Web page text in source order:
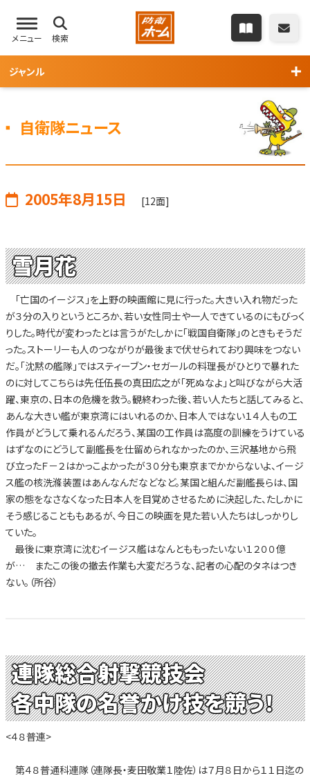
メニュー 検索
ジャンル
自衛隊ニュース
2005年8月15日 [12面]
雪月花
「亡国のイージス」を上野の映画館に見に行った。大きい入れ物だった
が３分の入りというところか、若い女性同士や一人できているのにもびっく
りした。時代が変わったとは言うがたしかに「戦国自衛隊」のときもそうだ
った。ストーリーも人のつながりが最後まで伏せられており興味をつない
だ。「沈黙の艦隊」ではスティーブン・セガールの料理長がひとりで暴れた
のに対してこちらは先任伍長の真田広之が「死ぬなよ」と叫びながら大活
躍、東京の、日本の危機を救う。観終わった後、若い人たちと話してみると、
あんな大きい艦が東京湾にはいれるのか、日本人ではない１４人もの工
作員がどうして乗れるんだろう、某国の工作員は高度の訓練をうけている
はずなのにどうして副艦長を仕留められなかったのか、三沢基地から飛
び立ったＦ－２はかっこよかったが３０分も東京までかからないよ、イージ
ス艦の核洗滌装置はあんなんだなどなど。某国と組んだ副艦長らは、国
家の態をなさなくなった日本人を目覚めさせるために決起した、たしかに
そう感じることももあるが、今日この映画を見た若い人たちはしっかりし
ていた。
最後に東京湾に沈むイージス艦はなんとももったいない１２００億
が… またこの後の撤去作業も大変だろうな、記者の心配のタネはつき
ない。（所谷）
連隊総合射撃競技会
各中隊の名誉かけ技を競う！
<４８普連>
第４８普通科連隊（連隊長・麦田敬業１陸佐）は７月８日から１１日迄の